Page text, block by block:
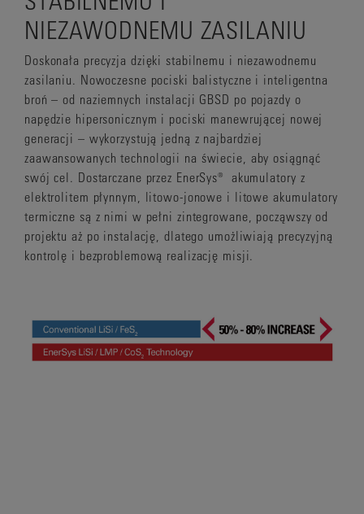
NIEZAWODNEMU ZASILANIU
Doskonała precyzja dzięki stabilnemu i niezawodnemu
zasilaniu. Nowoczesne pociski balistyczne i inteligentna
broń – od naziemnych instalacji GBSD po pojazdy o
napędzie hipersonicznym i pociski manewrującej nowej
generacji – wykorzystują jedną z najbardziej
zaawansowanych technologii na świecie, aby osiągnąć
swój cel. Dostarczane przez EnerSys® akumulatory z
elektrolitem płynnym, litowo-jonowe i litowe akumulatory
termiczne są z nimi w pełni zintegrowane, począwszy od
projektu aż po instalację, dlatego umożliwiają precyzyjną
kontrolę i bezproblemową realizację misji.